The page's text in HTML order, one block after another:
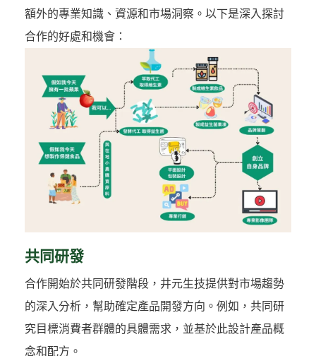
額外的專業知識、資源和市場洞察。以下是深入探討
合作的好處和機會：
共同研發
合作開始於共同研發階段，井元生技提供對市場趨勢
的深入分析，幫助確定產品開發方向。例如，共同研
究目標消費者群體的具體需求，並基於此設計產品概
念和配方。